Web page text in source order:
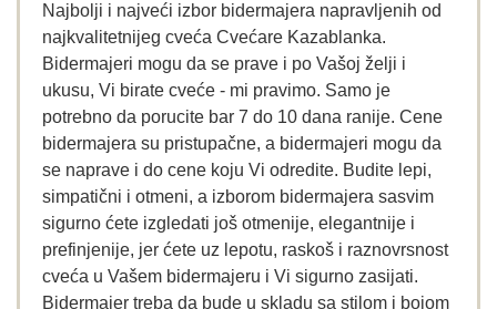
Najbolji i najveći izbor bidermajera napravljenih od
najkvalitetnijeg cveća Cvećare Kazablanka.
Bidermajeri mogu da se prave i po Vašoj želji i
ukusu, Vi birate cveće - mi pravimo. Samo je
potrebno da porucite bar 7 do 10 dana ranije. Cene
bidermajera su pristupačne, a bidermajeri mogu da
se naprave i do cene koju Vi odredite. Budite lepi,
simpatični i otmeni, a izborom bidermajera sasvim
sigurno ćete izgledati još otmenije, elegantnije i
prefinjenije, jer ćete uz lepotu, raskoš i raznovrsnost
cveća u Vašem bidermajeru i Vi sigurno zasijati.
Bidermajer treba da bude u skladu sa stilom i bojom